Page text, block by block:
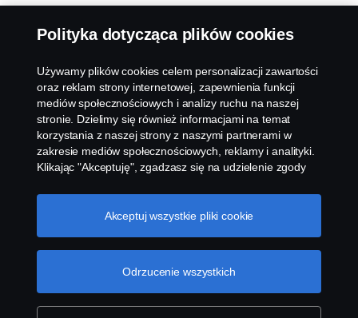
Polityka dotycząca plików cookies
Używamy plików cookies celem personalizacji zawartości
oraz reklam strony internetowej, zapewnienia funkcji
mediów społecznościowych i analizy ruchu na naszej
stronie. Dzielimy się również informacjami na temat
korzystania z naszej strony z naszymi partnerami w
zakresie mediów społecznościowych, reklamy i analityki.
Klikając "Akceptuję", zgadzasz się na udzielenie zgody
się informacjami. Możesz również zarządzać swoimi
plikami cookies, klikając na "Ustawienia plików cookies" i
sekcję dotyczącą plików cookies, którą można znaleźć
klikając na link poniżej tego tekstu. Cookie policy
Odrzucenie wszystkich
Akceptuj wszystkie pliki cookie